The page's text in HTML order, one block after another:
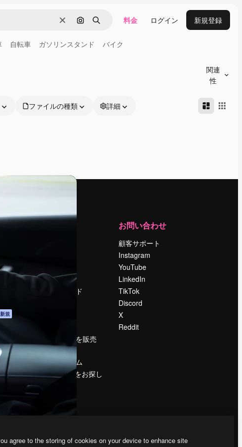
消去 画像で検索
検索 料金 ログイン 新規登録
自転車 ガソリンスタンド バイク
関連
性
ファイルの種類 詳細
新規
ト
採用情報
検索トレンド
コンテンツを販売
する
プレスルーム
magnific.aiをお探し
お問い合わせ
顧客サポート
Instagram
YouTube
LinkedIn
TikTok
Discord
X
Reddit
agree to the storing of cookies on your device to enhance site